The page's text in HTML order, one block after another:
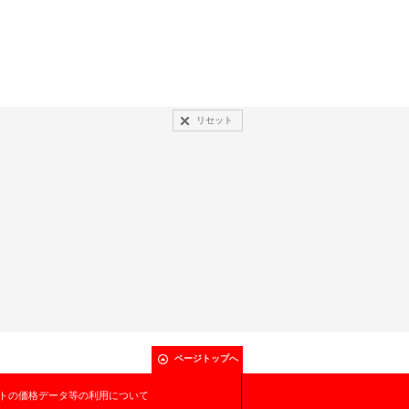
リセット
ページトップへ
の価格データ等の利用について